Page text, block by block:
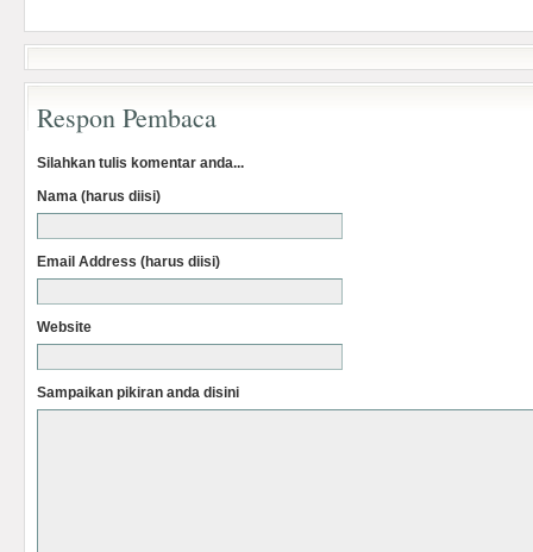
Respon Pembaca
Silahkan tulis komentar anda...
Nama (harus diisi)
Email Address (harus diisi)
Website
Sampaikan pikiran anda disini